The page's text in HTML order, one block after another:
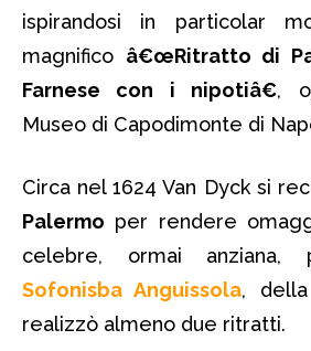
ispirandosi in particolar
magnifico â€œRitratto di
Farnese con i nipotiâ€,
Museo di Capodimonte di
Circa nel 1624 Van Dyck si
Palermo per rendere
celebre, ormai anziana,
Sofonisba Anguissola,
realizzò almeno due ritratti.